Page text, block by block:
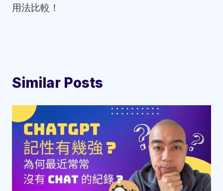
用法比較！
Similar Posts